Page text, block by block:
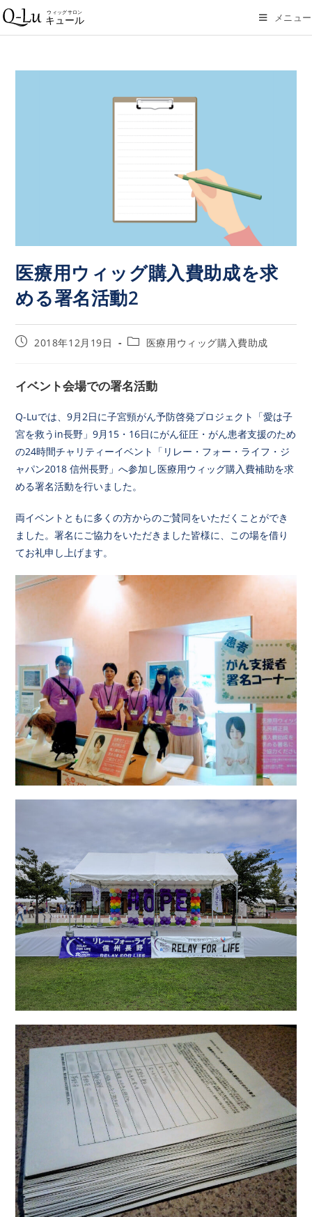
メニュー
医療用ウィッグ購入費助成を求
める署名活動2
2018年12月19日 医療用ウィッグ購入費助成
イベント会場での署名活動
Q-Luでは、9月2日に子宮頸がん予防啓発プロジェクト「愛は子
宮を救うin長野」9月15・16日にがん征圧・がん患者支援のため
の24時間チャリティーイベント「リレー・フォー・ライフ・ジ
ャパン2018 信州長野」へ参加し医療用ウィッグ購入費補助を求
める署名活動を行いました。
両イベントともに多くの方からのご賛同をいただくことができ
ました。署名にご協力をいただきました皆様に、この場を借り
てお礼申し上げます。